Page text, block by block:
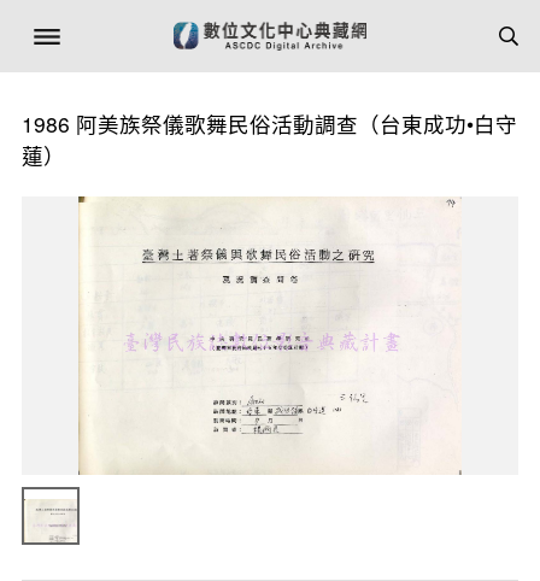
1986 阿美族祭儀歌舞民俗活動調查（台東成功•白守
蓮）